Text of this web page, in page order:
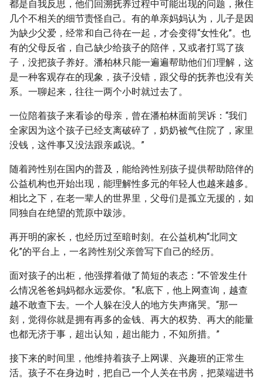
都是自我反思，他们回溯抚养过程中可能出现的问题，揪住
几个不相关的细节责怪自己。有的单亲妈妈认为，儿子是因
为缺少父爱，经常和自己待在一起，才会变得“女性化”。也
有的父母反省，自己缺少给孩子的陪伴，又或者打骂了孩
子，没把孩子养好。潘柏林只能一遍遍帮助他们们理解，这
是一种客观存在的现象，孩子没错，跟父母的抚养也没有关
系。一聊起来，往往一两个小时就过去了。
一位陪着孩子来看诊的母亲，曾在潘柏林面前哭诉：“我们
全家因为这个孩子已经支离破碎了，奶奶被气住院了，家里
没钱，这件事又没法跟亲戚说。”
随着跨性别在国内的普及，能给跨性别孩子提供帮助陪伴的
公益机构也开始出现，能理解性多元的年轻人也越来越多。
相比之下，在老一辈人的世界里，父母们是孤立无援的，如
同独自在绝望的荒原中跋涉。
再开明的家长，也经历过至暗时刻。在公益机构“北同文
化”的平台上，一名跨性别父亲曾写下自己的经历。
面对孩子的出柜，他强撑着做了简短的表态：“不管发生什
么情况爸爸妈妈都永远爱你。”私底下，他上网查询，越查
越不敢查下去。一个人躲在没人的地方失声痛哭。“那一
刻，觉得你就是拥有再多的金钱、再大的权势、再大的能量
也都无济于事，超出认知，超出能力，不知所措。”
接下来的时间里，他维持着孩子上网课、兴趣班的正常生
活。孩子不在身边时，把自己一个人关在书房，把菜端进书